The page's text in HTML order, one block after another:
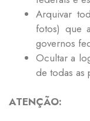
Arquivar
fotos) que
governos
Ocultar a
de todas as
ATENÇÃO: